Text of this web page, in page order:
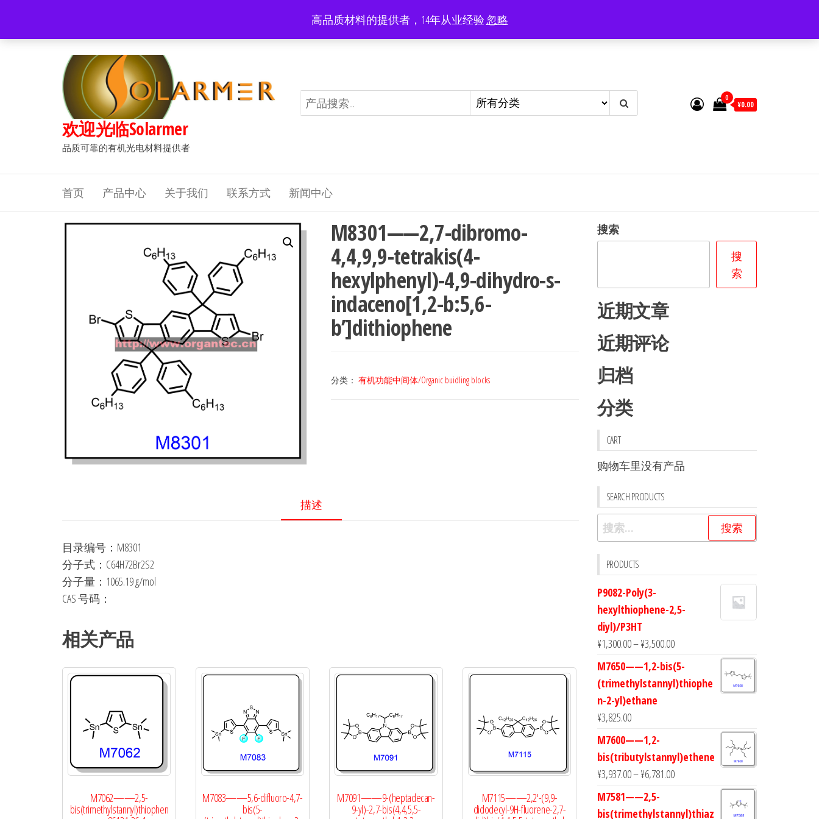
内
Limited offer: -20% on all products
欢迎光临Solarmer
品质可靠的有机光电材料提供者
0
¥0.00
首页 产品中心 关于我们 联系方式 新闻中心
M8301——2,7-dibromo-
4,4,9,9-tetrakis(4-
hexylphenyl)-4,9-dihydro-s-
indaceno[1,2-b:5,6-
b’]dithiophene
分类： 有机功能中间体/Organic buidling blocks
描述
目录编号：M8301
分子式：C64H72Br2S2
分子量：1065.19 g/mol
CAS 号码：
相关产品
M7062——2,5-
bis(trimethylstannyl)thiophen
M7083——5,6-difluoro-4,7-
bis(5-
M7091——9-(heptadecan-
9-yl)-2,7-bis(4,4,5,5-
M7115——2,2′-(9,9-
didodecyl-9H-fluorene-2,7-
搜索
搜
索
近期文章
近期评论
归档
分类
CART
购物车里没有产品
SEARCH PRODUCTS
搜
索：
PRODUCTS
P9082-Poly(3-
hexylthiophene-2,5-
diyl)/P3HT
¥1,300.00–¥3,500.00
M7650——1,2-bis(5-
(trimethylstannyl)thiophe
n-2-yl)ethane
¥3,825.00
M7600——1,2-
bis(tributylstannyl)ethene
¥3,937.00–¥6,781.00
M7581——2,5-
bis(trimethylstannyl)thiaz
高品质材料的提供者，14年从业经验忽略